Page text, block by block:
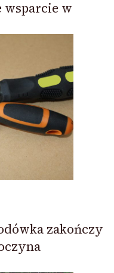
wsparcie w
zakończy